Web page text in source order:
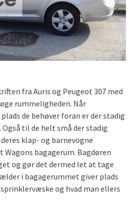
fra Auris og Peugeot 307 med
rummeligheden. Når
de behøver foran er der stadig
til de helt små der stadig
klap- og barnevogne
bagagerum. Bagdøren
og gør det dermed let at tage
i bagagerummet giver plads
og hvad man ellers